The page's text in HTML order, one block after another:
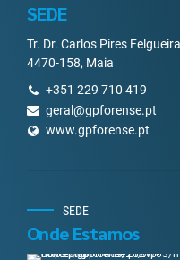
SEDE
Tr. Dr. Carlos Pires
4470-158, Maia
+351 229 710 419
geral@gpforense.pt
www.gpforense.pt
SEDE
Onde Estamos